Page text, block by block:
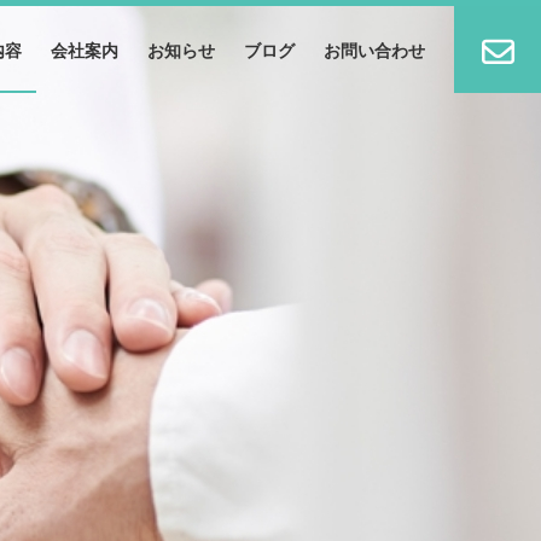
容 会社案内 お知らせ ブログ お問い合わせ